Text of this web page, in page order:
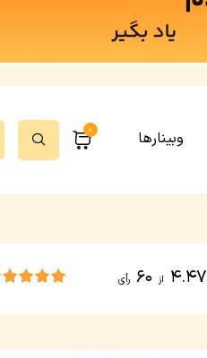
وبینارها 0
4.47 از 60 رأی